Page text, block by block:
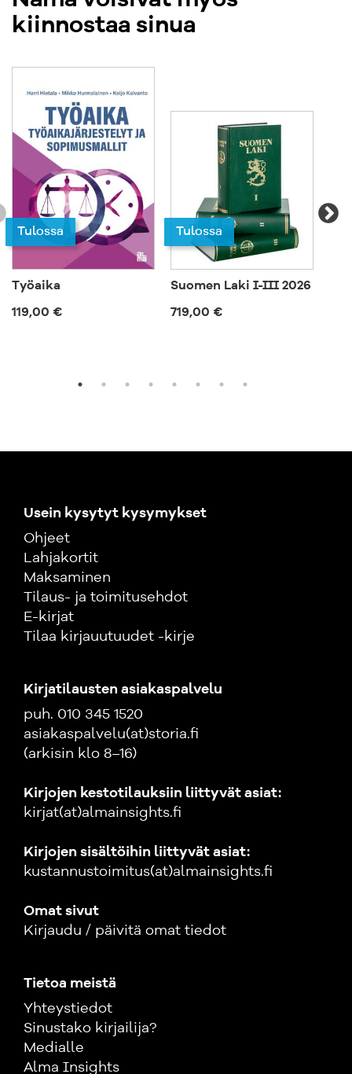
kiinnostaa sinua
Tulossa
Työaika
119,00 €
Tulossa
Suomen Laki I-III 2026
719,00 €
Usein kysytyt kysymykset
Ohjeet
Lahjakortit
Maksaminen
Tilaus- ja toimitusehdot
E-kirjat
Tilaa kirjauutuudet -kirje
Kirjatilausten asiakaspalvelu
puh. 010 345 1520
asiakaspalvelu(at)storia.fi
(arkisin klo 8–16)
Kirjojen kestotilauksiin liittyvät asiat:
kirjat(at)almainsights.fi
Kirjojen sisältöihin liittyvät asiat:
kustannustoimitus(at)almainsights.fi
Omat sivut
Kirjaudu / päivitä omat tiedot
Tietoa meistä
Yhteystiedot
Sinustako kirjailija?
Medialle
Alma Insights